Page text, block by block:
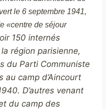
le 6 septembre 1941,
«centre de séjour
150 internés
région parisienne,
du Parti Communiste
au camp d’Aincourt
D’autres venant
du camp des